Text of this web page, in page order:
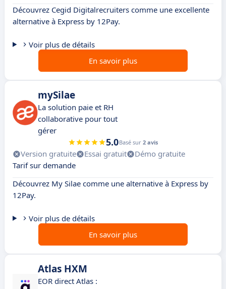
Découvrez Cegid Digitalrecruiters comme une excellente
alternative à Express by 12Pay.
Voir plus de détails
En savoir plus
mySilae
La solution paie et RH
collaborative pour tout
gérer
5.0Basé sur 2 avis
Version gratuite Essai gratuit
Démo gratuite
Tarif sur demande
Découvrez My Silae comme une alternative à Express by
12Pay.
Voir plus de détails
En savoir plus
Atlas HXM
EOR direct Atlas :